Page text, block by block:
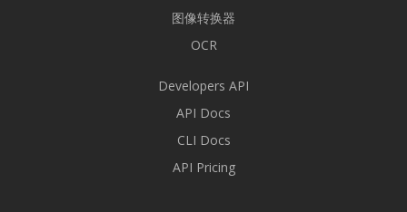
图像转换器
OCR
Developers API
API Docs
CLI Docs
API Pricing